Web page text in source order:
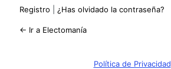
Registro ¿Has olvidado la contraseña?
← Ir a Electomanía
Política de Privacidad